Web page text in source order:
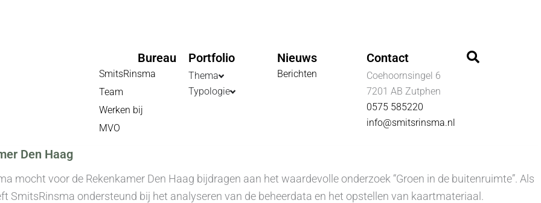
Bureau
SmitsRinsma
Team
Werken bij
MVO
Portfolio
Thema
Typologie
Nieuws
Berichten
Contact
Coehoornsingel 6
7201 AB Zutphen
0575 585220
info@smitsrinsma.nl
Zoeken
Den Haag
mocht voor de Rekenkamer Den Haag bijdragen aan het waardevolle onderzoek “Groen in de buitenruimte”. Als
SmitsRinsma ondersteund bij het analyseren van de beheerdata en het opstellen van kaartmateriaal.